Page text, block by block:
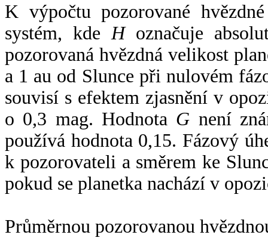
K výpočtu pozorované
systém, kde Hoznačuje
pozorovaná hvězdná velikost
a 1 au od Slunce při nulovém
souvisí s efektem zjasnění v
o 0,3 mag. Hodnota G není
používá hodnota 0,15. Fázový
k pozorovateli a směrem ke
pokud se planetka nachází v
Průměrnou pozorovanou